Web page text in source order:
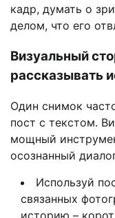
кадр, думать о
делом, что его
Визуальный
рассказывать
Один снимок
пост с текстом.
мощный
осознанный
Используй
связанных